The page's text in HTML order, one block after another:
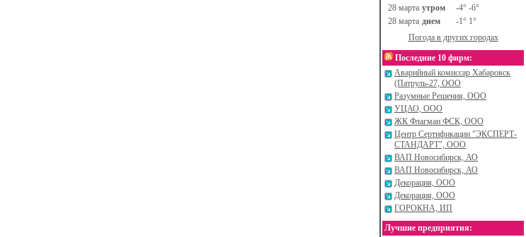
28 марта утром
-4° -6°
28 марта днем
-1° 1°
Погода в других городах
Последние 10 фирм:
Аварийный комиссар Хабаровск
(Патруль-27, ООО
Разумные Решения, ООО
УЦАО, ООО
ЖК Флагман ФСК, ООО
Центр Сертификации "ЭКСПЕРТ-
СТАНДАРТ", ООО
ВАП Новосибирск, АО
ВАП Новосибирск, АО
Декорация, ООО
Декорация, ООО
ГОРОКНА, ИП
Лучшие предприятия: